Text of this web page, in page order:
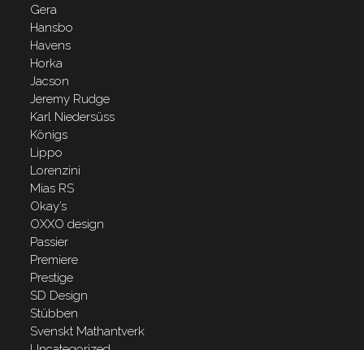
Gera
Hansbo
Havens
Horka
Jacson
Jeremy Rudge
Karl Niedersüss
Königs
Lippo
Lorenzini
Mias RS
Okay’s
OXXO design
Passier
Premiere
Prestige
SD Design
Stübben
Svenskt Mathantverk